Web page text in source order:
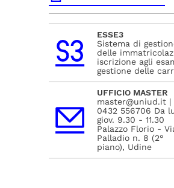
ESSE3
Sistema di
delle
iscrizione agli
gestione delle
UFFICIO MASTER
master@uniud.it |
0432 556706 Da
giov. 9.30 - 11.30
Palazzo Florio -
Palladio n. 8 (2°
piano), Udine